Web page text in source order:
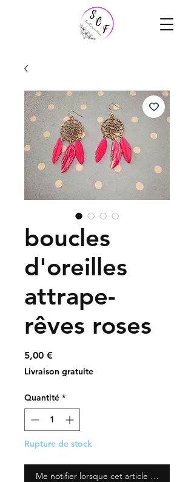
boucles
d'oreilles
attrape-
rêves roses
5,00 €Prix
Livraison gratuite
Quantité *
Rupture de stock
Me notifier lorsque cet article est